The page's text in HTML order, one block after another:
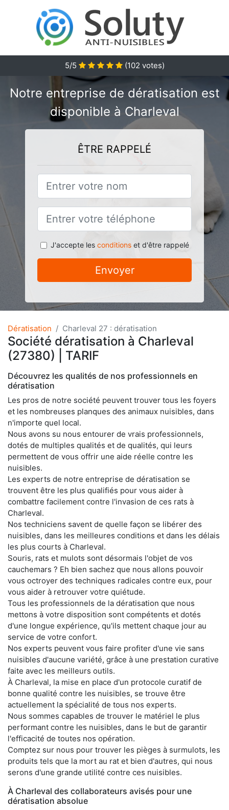
5/5 (102 votes)
Notre entreprise de dératisation est
disponible à Charleval
ÊTRE RAPPELÉ
J'accepte les conditionset d'être rappelé
Envoyer
Dératisation Charleval 27 : dératisation
Société dératisation à Charleval
(27380) | TARIF
Découvrez les qualités de nos professionnels en
dératisation
Les pros de notre société peuvent trouver tous les foyers
et les nombreuses planques des animaux nuisibles, dans
n'importe quel local.
Nous avons su nous entourer de vrais professionnels,
dotés de multiples qualités et de qualités, qui leurs
permettent de vous offrir une aide réelle contre les
nuisibles.
Les experts de notre entreprise de dératisation se
trouvent être les plus qualifiés pour vous aider à
combattre facilement contre l'invasion de ces rats à
Charleval.
Nos techniciens savent de quelle façon se libérer des
nuisibles, dans les meilleures conditions et dans les délais
les plus courts à Charleval.
Souris, rats et mulots sont désormais l'objet de vos
cauchemars ? Eh bien sachez que nous allons pouvoir
vous octroyer des techniques radicales contre eux, pour
vous aider à retrouver votre quiétude.
Tous les professionnels de la dératisation que nous
mettons à votre disposition sont compétents et dotés
d'une longue expérience, qu'ils mettent chaque jour au
service de votre confort.
Nos experts peuvent vous faire profiter d'une vie sans
nuisibles d'aucune variété, grâce à une prestation curative
faite avec les meilleurs outils.
À Charleval, la mise en place d'un protocole curatif de
bonne qualité contre les nuisibles, se trouve être
actuellement la spécialité de tous nos experts.
Nous sommes capables de trouver le matériel le plus
performant contre les nuisibles, dans le but de garantir
l'efficacité de toutes nos opération.
Comptez sur nous pour trouver les pièges à surmulots, les
produits tels que la mort au rat et bien d'autres, qui nous
serons d'une grande utilité contre ces nuisibles.
À Charleval des collaborateurs avisés pour une
dératisation absolue